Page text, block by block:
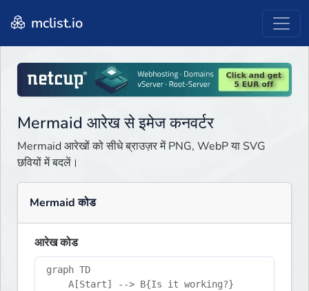
mclist.io
Mermaid आरेख से इमेज कनवर्टर
Mermaid आरेखों को सीधे ब्राउज़र में PNG, WebP या SVG
छवियों में बदलें।
Mermaid कोड
आरेख कोड